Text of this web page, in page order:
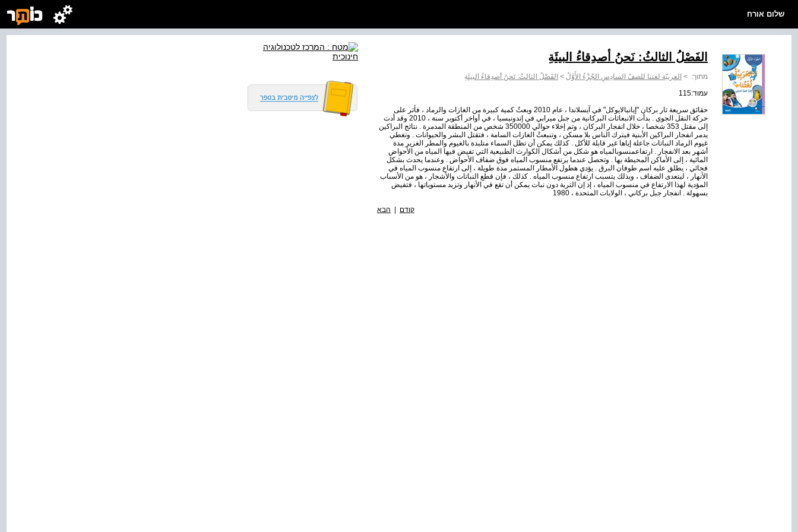
שלום אורח
الفَصْلُ الثالثُ: نَحنُ أصدِقاءُ البيئَةِ
מתוך: > العربيّة لغتنا للصفّ السادِسِ الجُزْءُ الأَوَّلُ > الفَصْلُ الثالثُ: نَحنُ أصدِقاءُ البيئَةِ
עמוד:115
حقائق سريعة ثار بركان "إيانيالايوكل" في آيسلاندا ، عام 2010 وبعثُ كمية كبيرة من الغازات والرماد ، فأثر على
حركة النقل الجوي . بدأت الانبعاثات البركانية من جبل ميرابي في إندونيسيا ، في أواخر أكتوبر سنة ، 2010 وقد أدت
إلى مقتل 353 شخصا ، خلال انفجار البركان ، وتم إخلاء حوالي 350000 شخص من المنطقة المدمرة . نتائج البراكين
يدمر انفجار البراكين الأبنية فيترك الناس بلا مسكن ، وتنبعثُ الغازات السامة ، فتقتل البشر والحيوانات . وتغطي
غيوم الرماد النباتات جاعلة إياها غير قابلة للأكل . كذلك يمكن أن تظل السماء متلبدة بالغيوم والمطر الغزير مدة
أشهر بعد الانفجار . ارتفاعمنسوبالمياه هو شكل من أشكال الكوارث الطبيعية التي تفيض فيها المياه من الأحواض
المائية ، إلى الأماكن المحيطة بها . وتحصل عندما يرتفع منسوب المياه فوق ضفاف الأحواض . وعندما يحدث بشكل
فجائي ، يطلق عليه اسم طوفان البرق . يؤدي هطول الأمطار المستمر مدة طويلة ، إلى ارتفاع منسوب المياه في
الأنهار ، ليتعدى الضفاف ، وبذلك يتسبب ارتفاع منسوب المياه . كذلك ، فإن قطع النباتات والأشجار ، هو من الأسباب
المؤدية لهذا الارتفاع في منسوب المياه ، إذ إن التربة دون نبات يمكن أن تقع في الأنهار وتزيد مستوياتها ، فتفيض
بسهولة . انفجار جبل بركاني ، الولايات المتحدة ، 1980
קודם | הבא